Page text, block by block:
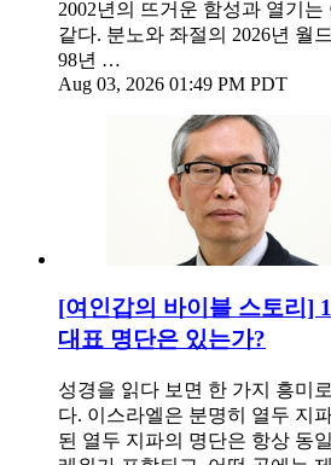
2002년의 뜨거운 함성과 열기
같다. 분노와 좌절의 2026년 월
98년 …
Aug 03, 2026 01:49 PM PDT
[여인갑의 바이블 스토리]
대표 명단은 있는가?
성경을 읽다 보면 한 가지 흥미
다. 이스라엘은 분명히 열두 지
된 열두 지파의 명단은 항상 동